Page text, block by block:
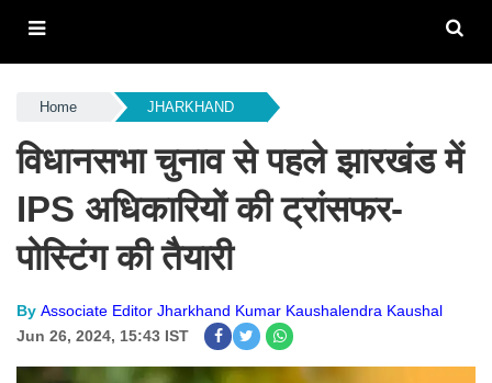
Home JHARKHAND
विधानसभा चुनाव से पहले झारखंड में
IPS अधिकारियों की ट्रांसफर-
पोस्टिंग की तैयारी
By Associate Editor Jharkhand Kumar Kaushalendra Kaushal
Jun 26, 2024, 15:43 IST